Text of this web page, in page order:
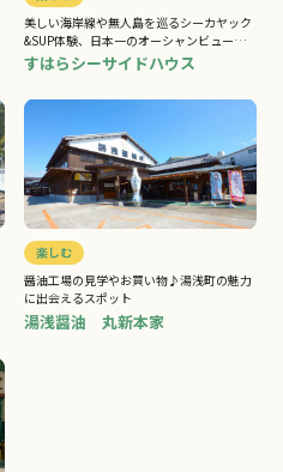
美しい海岸線や無人島を巡るシーカヤック
&SUP体験、日本一のオーシャンビューの
宿でBBQもOK！
すはらシーサイドハウス
楽しむ
醤油工場の見学やお買い物♪湯浅町の魅力
に出会えるスポット
湯浅醤油 丸新本家